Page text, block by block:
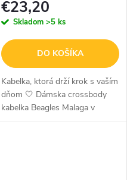
€23,20
Skladom >5 ks
DO KOŠÍKA
Kabelka, ktorá drží krok s vaším
dňom 🤍 Dámska crossbody
kabelka Beagles Malaga v
krémovej farbe je navrhnutá pre